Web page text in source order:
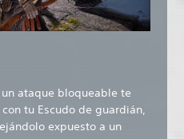
ataque bloqueable te
tu Escudo de guardián,
expuesto a un